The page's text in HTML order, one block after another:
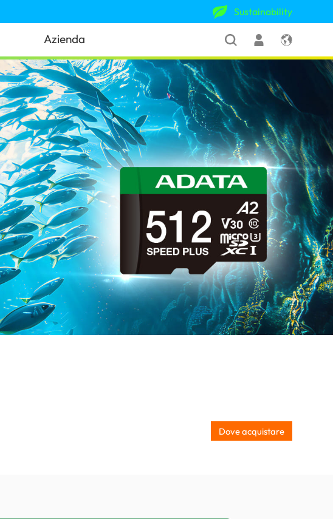
Sustainability
Azienda
Dove acquistare